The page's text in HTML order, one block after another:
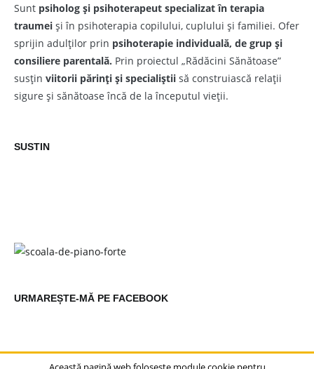
Sunt psiholog și psihoterapeut specializat în terapia
traumei și în psihoterapia copilului, cuplului și familiei. Ofer
sprijin adulților prin psihoterapie individuală, de grup și
consiliere parentală. Prin proiectul „Rădăcini Sănătoase”
susțin viitorii părinți și specialiștii să construiască relații
sigure și sănătoase încă de la începutul vieții.
SUSTIN
URMAREȘTE-MĂ PE FACEBOOK